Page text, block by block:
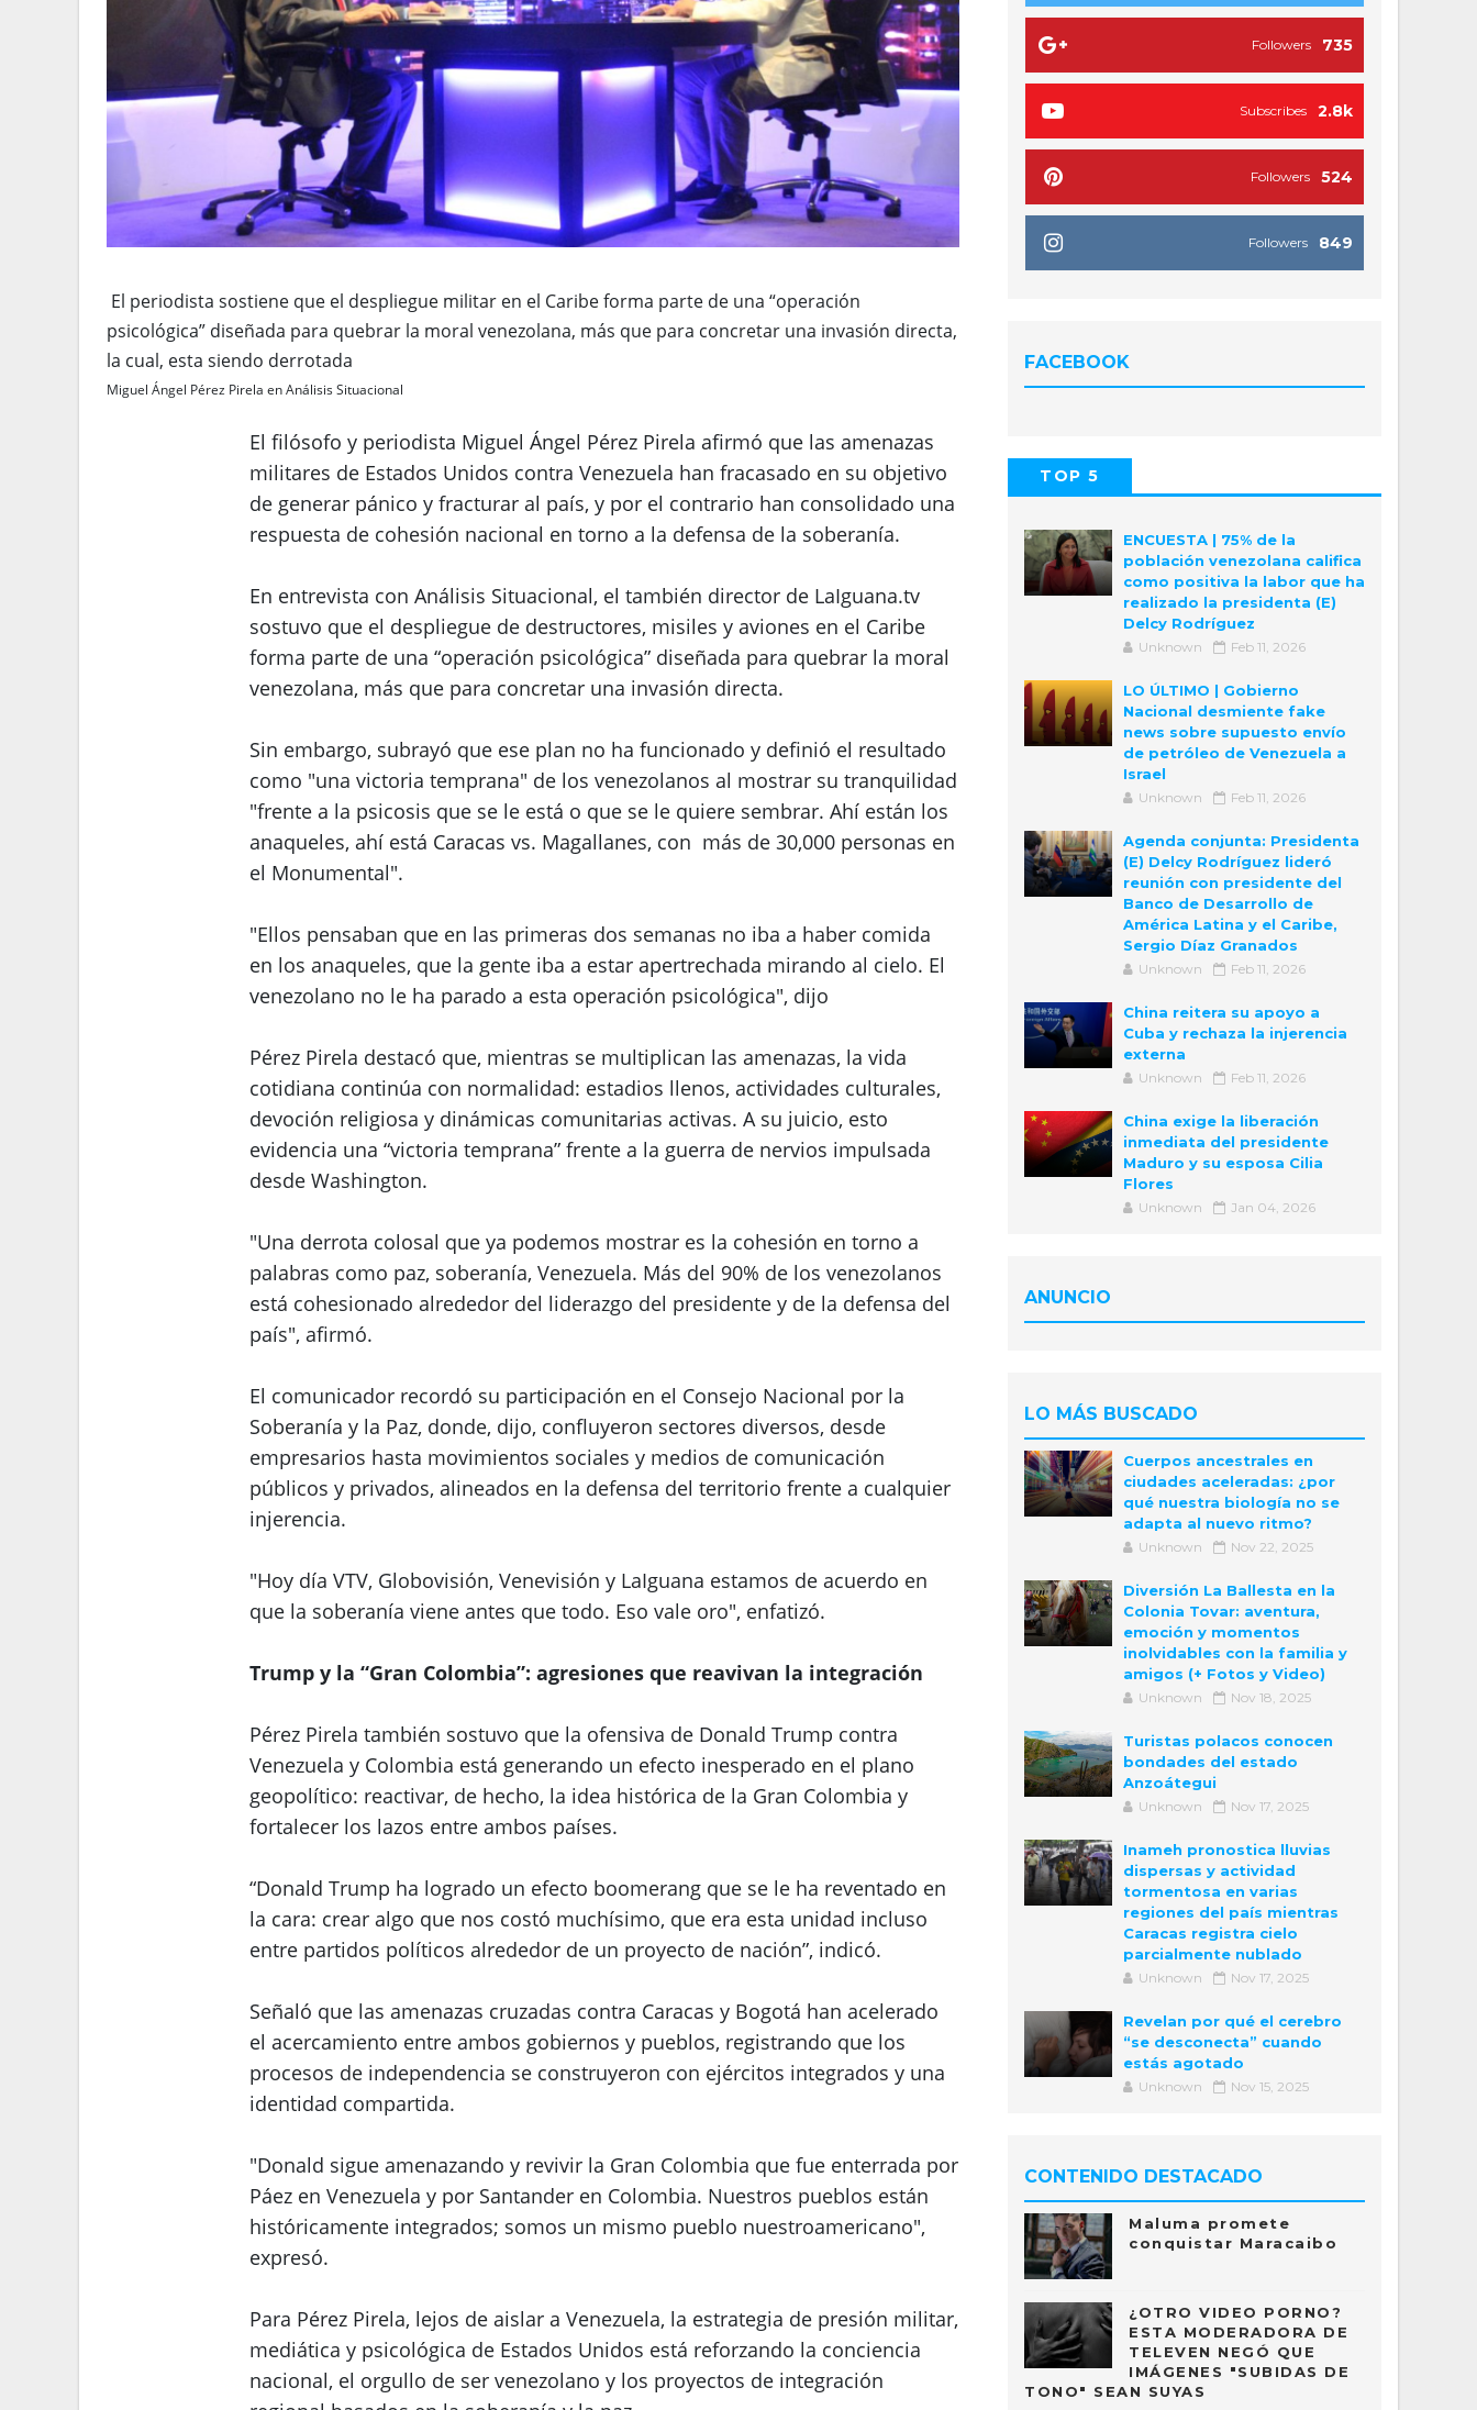
El periodista sostiene que el despliegue militar en el Caribe forma parte de una “operación
psicológica” diseñada para quebrar la moral venezolana, más que para concretar una invasión directa,
la cual, esta siendo derrotada
Miguel Ángel Pérez Pirela en Análisis Situacional
El filósofo y periodista Miguel Ángel Pérez Pirela afirmó que las amenazas
militares de Estados Unidos contra Venezuela han fracasado en su objetivo
de generar pánico y fracturar al país, y por el contrario han consolidado una
respuesta de cohesión nacional en torno a la defensa de la soberanía.
En entrevista con Análisis Situacional, el también director de LaIguana.tv
sostuvo que el despliegue de destructores, misiles y aviones en el Caribe
forma parte de una “operación psicológica” diseñada para quebrar la moral
venezolana, más que para concretar una invasión directa.
Sin embargo, subrayó que ese plan no ha funcionado y definió el resultado
como "una victoria temprana" de los venezolanos al mostrar su tranquilidad
"frente a la psicosis que se le está o que se le quiere sembrar. Ahí están los
anaqueles, ahí está Caracas vs. Magallanes, con más de 30,000 personas en
el Monumental".
"Ellos pensaban que en las primeras dos semanas no iba a haber comida
en los anaqueles, que la gente iba a estar apertrechada mirando al cielo. El
venezolano no le ha parado a esta operación psicológica", dijo
Pérez Pirela destacó que, mientras se multiplican las amenazas, la vida
cotidiana continúa con normalidad: estadios llenos, actividades culturales,
devoción religiosa y dinámicas comunitarias activas. A su juicio, esto
evidencia una “victoria temprana” frente a la guerra de nervios impulsada
desde Washington.
"Una derrota colosal que ya podemos mostrar es la cohesión en torno a
palabras como paz, soberanía, Venezuela. Más del 90% de los venezolanos
está cohesionado alrededor del liderazgo del presidente y de la defensa del
país", afirmó.
El comunicador recordó su participación en el Consejo Nacional por la
Soberanía y la Paz, donde, dijo, confluyeron sectores diversos, desde
empresarios hasta movimientos sociales y medios de comunicación
públicos y privados, alineados en la defensa del territorio frente a cualquier
injerencia.
"Hoy día VTV, Globovisión, Venevisión y LaIguana estamos de acuerdo en
que la soberanía viene antes que todo. Eso vale oro", enfatizó.
Trump y la “Gran Colombia”: agresiones que reavivan la integración
Pérez Pirela también sostuvo que la ofensiva de Donald Trump contra
Venezuela y Colombia está generando un efecto inesperado en el plano
geopolítico: reactivar, de hecho, la idea histórica de la Gran Colombia y
fortalecer los lazos entre ambos países.
“Donald Trump ha logrado un efecto boomerang que se le ha reventado en
la cara: crear algo que nos costó muchísimo, que era esta unidad incluso
entre partidos políticos alrededor de un proyecto de nación”, indicó.
Señaló que las amenazas cruzadas contra Caracas y Bogotá han acelerado
el acercamiento entre ambos gobiernos y pueblos, registrando que los
procesos de independencia se construyeron con ejércitos integrados y una
identidad compartida.
"Donald sigue amenazando y revivir la Gran Colombia que fue enterrada por
Páez en Venezuela y por Santander en Colombia. Nuestros pueblos están
históricamente integrados; somos un mismo pueblo nuestroamericano",
expresó.
Para Pérez Pirela, lejos de aislar a Venezuela, la estrategia de presión militar,
mediática y psicológica de Estados Unidos está reforzando la conciencia
nacional, el orgullo de ser venezolano y los proyectos de integración
735
Followers
2.8k
Subscribes
524
Followers
849
Followers
FACEBOOK
TOP 5
ENCUESTA | 75% de la
población venezolana califica
como positiva la labor que ha
realizado la presidenta (E)
Delcy Rodríguez
Unknown Feb 11, 2026
LO ÚLTIMO | Gobierno
Nacional desmiente fake
news sobre supuesto envío
de petróleo de Venezuela a
Israel
Unknown Feb 11, 2026
Agenda conjunta: Presidenta
(E) Delcy Rodríguez lideró
reunión con presidente del
Banco de Desarrollo de
América Latina y el Caribe,
Sergio Díaz Granados
Unknown Feb 11, 2026
China reitera su apoyo a
Cuba y rechaza la injerencia
externa
Unknown Feb 11, 2026
China exige la liberación
inmediata del presidente
Maduro y su esposa Cilia
Flores
Unknown Jan 04, 2026
ANUNCIO
LO MÁS BUSCADO
Cuerpos ancestrales en
ciudades aceleradas: ¿por
qué nuestra biología no se
adapta al nuevo ritmo?
Unknown Nov 22, 2025
Diversión La Ballesta en la
Colonia Tovar: aventura,
emoción y momentos
inolvidables con la familia y
amigos (+ Fotos y Video)
Unknown Nov 18, 2025
Turistas polacos conocen
bondades del estado
Anzoátegui
Unknown Nov 17, 2025
Inameh pronostica lluvias
dispersas y actividad
tormentosa en varias
regiones del país mientras
Caracas registra cielo
parcialmente nublado
Unknown Nov 17, 2025
Revelan por qué el cerebro
“se desconecta” cuando
estás agotado
Unknown Nov 15, 2025
CONTENIDO DESTACADO
Maluma promete
conquistar Maracaibo
¿OTRO VIDEO PORNO?
ESTA MODERADORA DE
TELEVEN NEGÓ QUE
IMÁGENES "SUBIDAS DE
TONO" SEAN SUYAS